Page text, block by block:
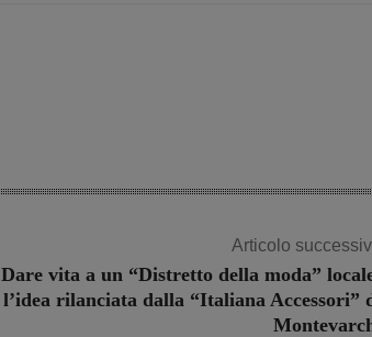
Articolo
Dare vita a un “Distretto della moda”
l’idea rilanciata dalla “Italiana Accessori”